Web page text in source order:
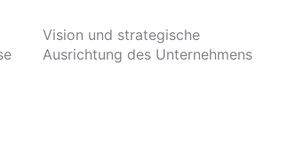
Vision und strategische
Ausrichtung des Unternehmens